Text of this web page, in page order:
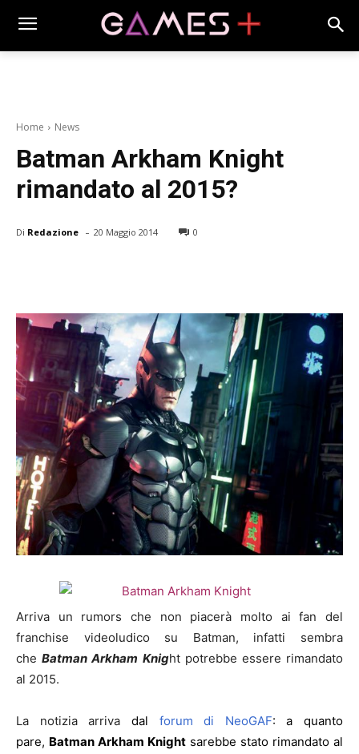
Home News
Batman Arkham Knight
rimandato al 2015?
Di Redazione - 20 Maggio 2014 0
Arriva un rumors che non piacerà molto ai fan del
franchise videoludico su Batman, infatti sembra
cheBatman Arkham Knight potrebbe essere rimandato
al 2015.
La notizia arriva dal forum di NeoGAF: a quanto
pare, Batman Arkham Knight sarebbe stato rimandato al